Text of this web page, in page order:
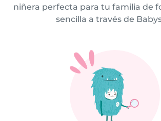
niñera perfecta para tu familia de
sencilla a través de